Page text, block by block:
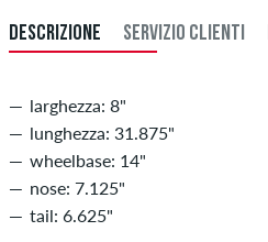
DESCRIZIONE SERVIZIO CLIENTI
larghezza: 8"
lunghezza: 31.875"
wheelbase: 14"
nose: 7.125"
tail: 6.625"